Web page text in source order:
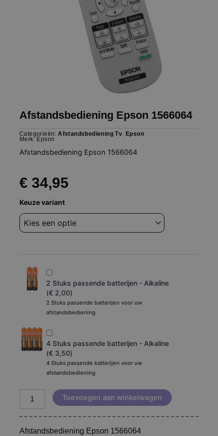
Afstandsbediening Epson 1566064
Categorieën: Afstandsbediening Tv, Epson
Merk: Epson
Afstandsbediening Epson 1566064
€ 34,95
Keuze variant
2 Stuks passende batterijen - Alkaline
(€ 2,00)
2 Stuks passende batterijen voor uw
afstandsbediening
4 Stuks passende batterijen - Alkaline
(€ 3,50)
4 Stuks passende batterijen voor uw
afstandsbediening
Afstandsbediening
Epson
1566064
aantal
Toevoegen aan winkelwagen
Afstandsbediening Epson 1566064